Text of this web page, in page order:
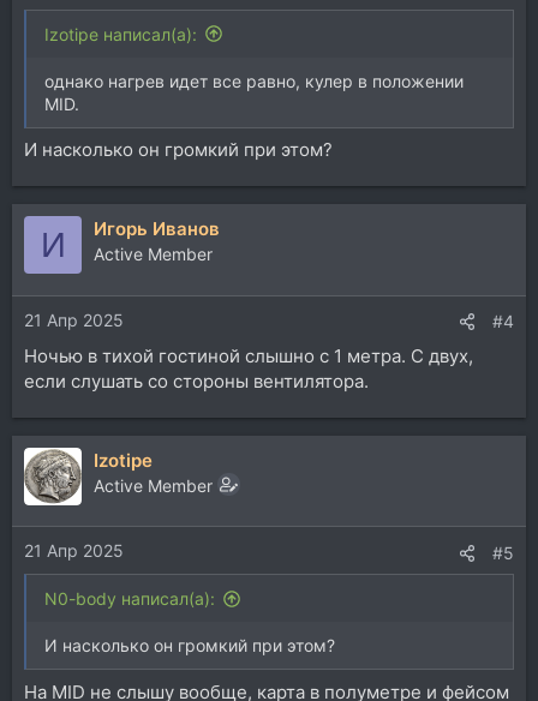
Izotipe написал(а):
однако нагрев идет все равно, кулер в положении
MID.
И насколько он громкий при этом?
И Игорь Иванов
Active Member
21 Апр 2025 #4
Ночью в тихой гостиной слышно с 1 метра. С двух,
если слушать со стороны вентилятора.
Izotipe
Active Member
21 Апр 2025 #5
N0-body написал(а):
И насколько он громкий при этом?
На MID не слышу вообще, карта в полуметре и фейсом